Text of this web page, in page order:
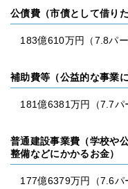
公債費（市債として借り
183億610万円（7.8パー
補助費等（公益的な事業
181億6381万円（7.7パ
普通建設事業費（学校や
整備などにかかるお金）
177億6379万円（7.6パ